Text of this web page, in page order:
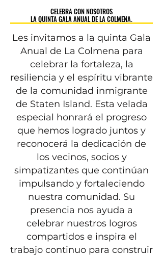
CELEBRA CON NOSOTROS
LA QUINTA GALA ANUAL DE LA COLMENA.
CELEBRA CON NOSOTROS
LA QUINTA GALA ANUAL DE LA COLMENA.
Les invitamos a la quinta Gala
Anual de La Colmena para
celebrar la fortaleza, la
resiliencia y el espíritu vibrante
de la comunidad inmigrante
de Staten Island. Esta velada
especial honrará el progreso
que hemos logrado juntos y
reconocerá la dedicación de
los vecinos, socios y
simpatizantes que continúan
impulsando y fortaleciendo
nuestra comunidad. Su
presencia nos ayuda a
celebrar nuestros logros
compartidos e inspira el
trabajo continuo para construir